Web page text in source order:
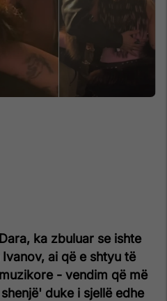
ka zbuluar se ishte
ai që e shtyu të
- vendim që më
duke i sjellë edhe